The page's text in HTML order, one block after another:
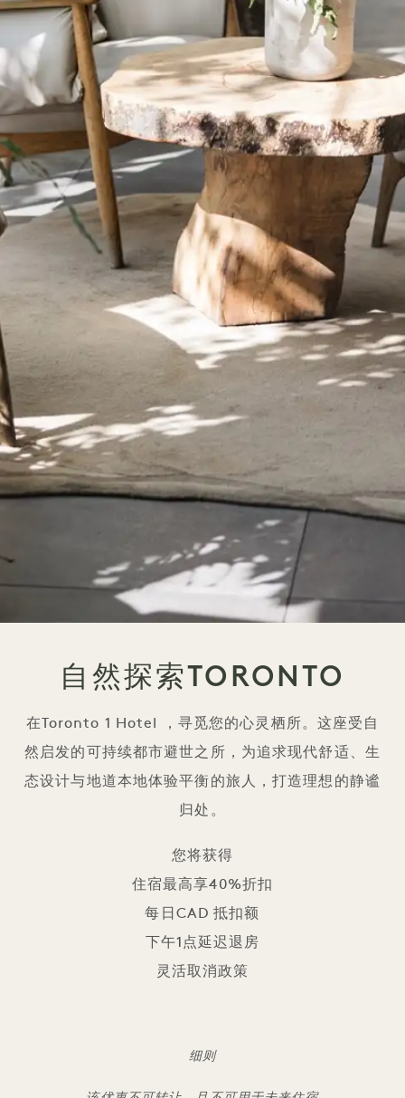
自然探索TORONTO
在Toronto 1 Hotel ，寻觅您的心灵栖所。这座受自
然启发的可持续都市避世之所，为追求现代舒适、生
态设计与地道本地体验平衡的旅人，打造理想的静谧
归处。
您将获得
住宿最高享40%折扣
每日CAD 抵扣额
下午1点延迟退房
灵活取消政策
细则